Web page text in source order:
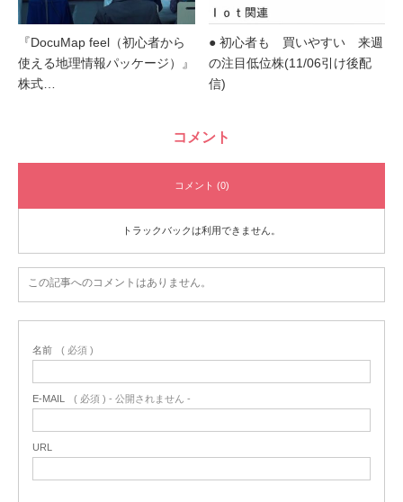
『DocuMap feel（初心者から
使える地理情報パッケージ）』
株式…
● 初心者も 買いやすい 来週
の注目低位株(11/06引け後配
信)
コメント
コメント (0)
トラックバックは利用できません。
この記事へのコメントはありません。
名前 ( 必須 )
E-MAIL ( 必須 ) - 公開されません -
URL